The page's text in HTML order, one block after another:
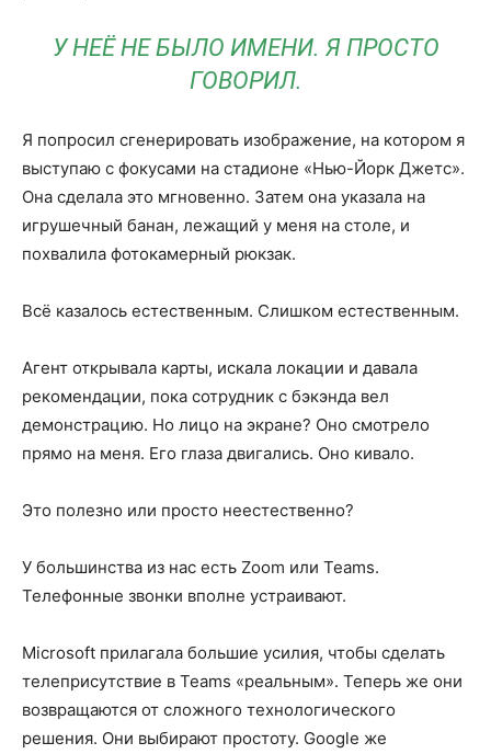
У НЕЁ НЕ БЫЛО ИМЕНИ. Я ПРОСТО
ГОВОРИЛ.
Я попросил сгенерировать изображение, на котором я
выступаю с фокусами на стадионе «Нью-Йорк Джетс».
Она сделала это мгновенно. Затем она указала на
игрушечный банан, лежащий у меня на столе, и
похвалила фотокамерный рюкзак.
Всё казалось естественным. Слишком естественным.
Агент открывала карты, искала локации и давала
рекомендации, пока сотрудник с бэкэнда вел
демонстрацию. Но лицо на экране? Оно смотрело
прямо на меня. Его глаза двигались. Оно кивало.
Это полезно или просто неестественно?
У большинства из нас есть Zoom или Teams.
Телефонные звонки вполне устраивают.
Microsoft прилагала большие усилия, чтобы сделать
телеприсутствие в Teams «реальным». Теперь же они
возвращаются от сложного технологического
решения. Они выбирают простоту. Google же